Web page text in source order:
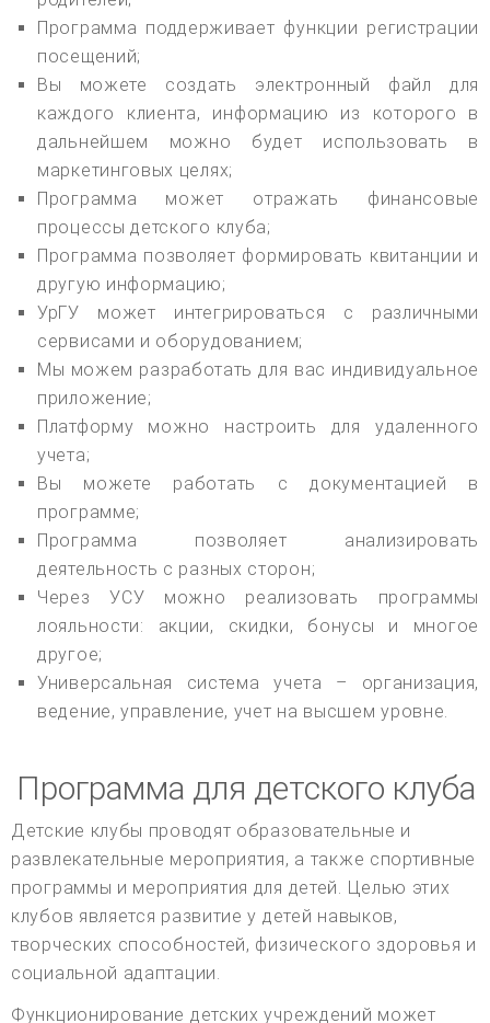
Программа поддерживает функции регистрации
посещений;
Вы можете создать электронный файл для
каждого клиента, информацию из которого в
дальнейшем можно будет использовать в
маркетинговых целях;
Программа может отражать финансовые
процессы детского клуба;
Программа позволяет формировать квитанции и
другую информацию;
УрГУ может интегрироваться с различными
сервисами и оборудованием;
Мы можем разработать для вас индивидуальное
приложение;
Платформу можно настроить для удаленного
учета;
Вы можете работать с документацией в
программе;
Программа позволяет анализировать
деятельность с разных сторон;
Через УСУ можно реализовать программы
лояльности: акции, скидки, бонусы и многое
другое;
Универсальная система учета – организация,
ведение, управление, учет на высшем уровне.
Программа для детского клуба
Детские клубы проводят образовательные и
развлекательные мероприятия, а также спортивные
программы и мероприятия для детей. Целью этих
клубов является развитие у детей навыков,
творческих способностей, физического здоровья и
социальной адаптации.
Функционирование детских учреждений может